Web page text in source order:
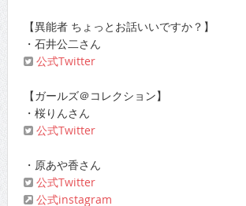
【異能者 ちょっとお話いいですか？】
・石井公二さん
公式Twitter
【ガールズ＠コレクション】
・桜りんさん
公式Twitter
・原あや香さん
公式Twitter
公式instagram